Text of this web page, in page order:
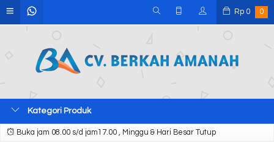
Rp 0 0
Kategori Produk
Buka jam 08.00 s/d jam17.00 , Minggu & Hari Besar Tutup